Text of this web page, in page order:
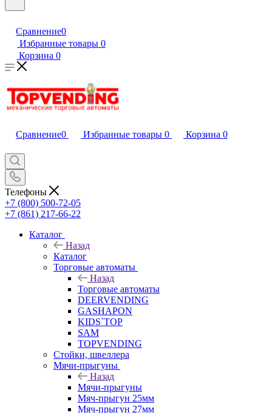
Сравнение0
Избранные товары 0
Корзина 0
Сравнение0 Избранные товары 0 Корзина 0
Телефоны
+7 (800) 500-72-05
+7 (861) 217-66-22
Каталог
Назад
Каталог
Торговые автоматы
Назад
Торговые автоматы
DEERVENDING
GASHAPON
KIDS`TOP
SAM
TOPVENDING
Стойки, швеллера
Мячи-прыгуны
Назад
Мячи-прыгуны
Мяч-прыгун 25мм
Мяч-прыгун 27мм